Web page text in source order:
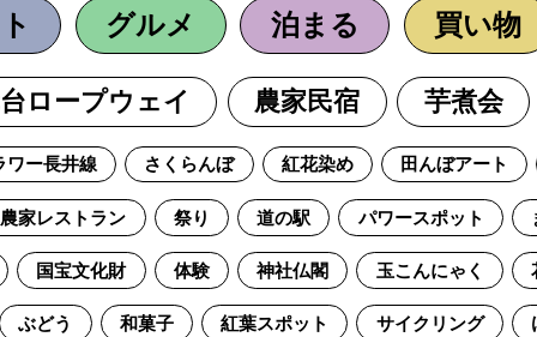
グルメ 泊まる 買い物
ロープウェイ 農家民宿 芋煮会
ワー長井線 さくらんぼ 紅花染め 田んぼアート
農家レストラン 祭り 道の駅 パワースポット
国宝文化財 体験 神社仏閣 玉こんにゃく
ぶどう 和菓子 紅葉スポット サイクリング